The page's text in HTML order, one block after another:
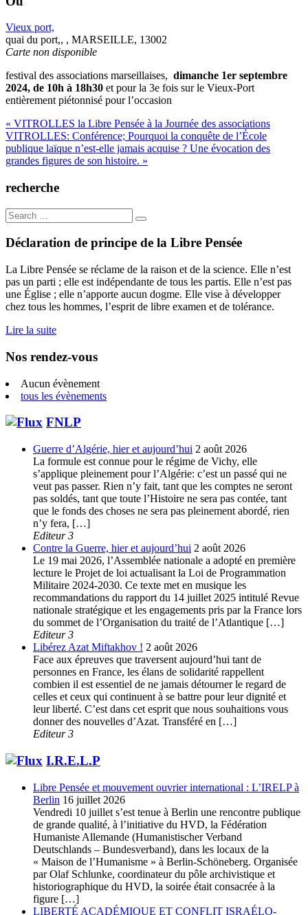
Vieux port,
quai du port,, , MARSEILLE, 13002
Carte non disponible
festival des associations marseillaises, dimanche 1er septembre
2024, de 10h à 18h30 et pour la 3e fois sur le Vieux-Port
entièrement piétonnisé pour l’occasion
Navigation
de
l’article
« VITROLLES la Libre Pensée à la Journée des associations
VITROLLES: Conférence; Pourquoi la conquête de l’École
publique laïque n’est-elle jamais acquise ? Une évocation des
grandes figures de son histoire. »
recherche
Search
for:
Déclaration de principe de la Libre Pensée
La Libre Pensée se réclame de la raison et de la science. Elle n’est
pas un parti ; elle est indépendante de tous les partis. Elle n’est pas
une Église ; elle n’apporte aucun dogme. Elle vise à développer
chez tous les hommes, l’esprit de libre examen et de tolérance.
Lire la suite
Nos rendez-vous
Aucun évènement
tous les évènements
FNLP
Guerre d’Algérie, hier et aujourd’hui 2 août 2026
La formule est connue pour le régime de Vichy, elle
s’applique pleinement pour l’Algérie: c’est un passé qui ne
veut pas passer. Rien n’y fait, tant que les comptes ne seront
pas soldés, tant que toute l’Histoire ne sera pas contée, tant
que le fonds des choses ne sera pas pleinement abordé, rien
n’y fera, […]
Editeur 3
Contre la Guerre, hier et aujourd’hui 2 août 2026
Le 19 mai 2026, l’Assemblée nationale a adopté en première
lecture le Projet de loi actualisant la Loi de Programmation
Militaire 2024-2030. Ce texte met en musique les
recommandations du rapport du 14 juillet 2025 intitulé Revue
nationale stratégique et les engagements pris par la France lors
du sommet de l’Organisation du traité de l’Atlantique […]
Editeur 3
Libérez Azat Miftakhov ! 2 août 2026
Face aux épreuves que traversent aujourd’hui tant de
personnes en France, les élans de solidarité rappellent
combien il est essentiel de ne jamais détourner le regard de
celles et ceux qui continuent à se battre pour leur dignité et
leur liberté. C’est dans cet esprit que nous souhaitions vous
donner des nouvelles d’Azat. Transféré en […]
Editeur 3
I.R.E.L.P
Libre Pensée et mouvement ouvrier international : L’IRELP à
Berlin 16 juillet 2026
Vendredi 10 juillet s’est tenue à Berlin une rencontre publique
de grande qualité, à l’initiative du HVD, la Fédération
Humaniste Allemande (Humanistischer Verband
Deutschlands – Bundesverband), dans les locaux de la
« Maison de l’Humanisme » à Berlin-Schöneberg. Organisée
par Olaf Schlunke, coordinateur du pôle archivistique et
historiographique du HVD, la soirée était consacrée à la
figure […]
LIBERTÉ ACADÉMIQUE ET CONFLIT ISRAÉLO-